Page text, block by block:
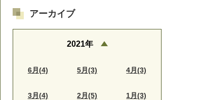
アーカイブ
2021年
6月(4) 5月(3) 4月(3)
3月(4) 2月(5) 1月(3)